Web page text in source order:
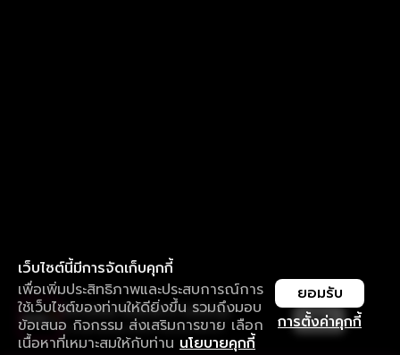
เว็บไซต์นี้มีการจัดเก็บคุกกี้
เพื่อเพิ่มประสิทธิภาพและประสบการณ์การ
ใช้เว็บไซต์ของท่านให้ดียิ่งขึ้น รวมถึงมอบ
ข้อเสนอ กิจกรรม ส่งเสริมการขาย เลือก
เนื้อหาที่เหมาะสมให้กับท่าน นโยบายคุกกี้
การตั้งค่าคุกกี้
ยอมรับ
ใช้งานแอป ลื่นไหลกว่า ไม่มีสะดุด
ดาวน์โหลดแอปเพื่อการรับชมที่ดีกว่า เปิด